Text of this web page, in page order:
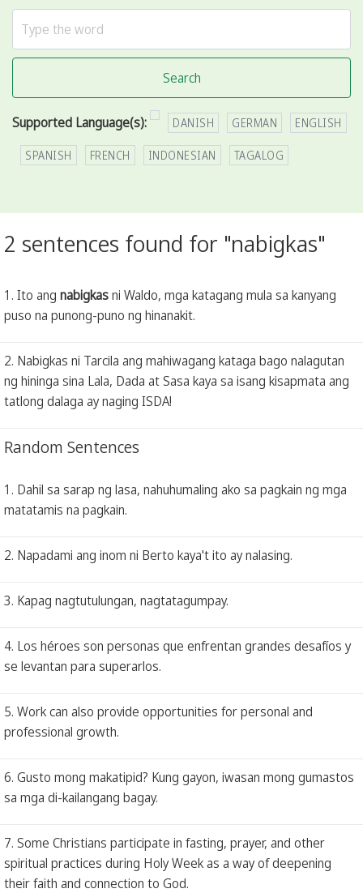
Search
Supported Language(s): DANISH GERMAN ENGLISH
SPANISH FRENCH INDONESIAN TAGALOG
2 sentences found for "nabigkas"
1. Ito ang nabigkasni Waldo, mga katagang mula sa kanyang
puso na punong-puno ng hinanakit.
2. Nabigkas ni Tarcila ang mahiwagang kataga bago nalagutan
ng hininga sina Lala, Dada at Sasa kaya sa isang kisapmata ang
tatlong dalaga ay naging ISDA!
Random Sentences
1. Dahil sa sarap ng lasa, nahuhumaling ako sa pagkain ng mga
matatamis na pagkain.
2. Napadami ang inom ni Berto kaya't ito ay nalasing.
3. Kapag nagtutulungan, nagtatagumpay.
4. Los héroes son personas que enfrentan grandes desafíos y
se levantan para superarlos.
5. Work can also provide opportunities for personal and
professional growth.
6. Gusto mong makatipid? Kung gayon, iwasan mong gumastos
sa mga di-kailangang bagay.
7. Some Christians participate in fasting, prayer, and other
spiritual practices during Holy Week as a way of deepening
their faith and connection to God.